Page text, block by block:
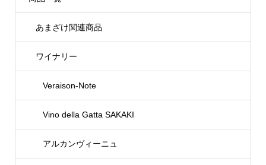
あまざけ関連商品
ワイナリー
Veraison-Note
Vino della Gatta SAKAKI
アルカンヴィーニュ